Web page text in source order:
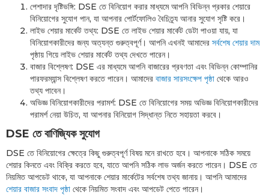
পেশাদার দৃষ্টিভঙ্গি: DSE তে বিনিয়োগ করার মাধ্যমে আপনি বিভিন্ন প্রকার শেয়ারে
বিনিয়োগের সুযোগ পান, যা আপনার পোর্টফোলিও বৈচিত্র্য আনার সুযোগ সৃষ্টি করে।
লাইভ শেয়ার মার্কেট তথ্য: DSE তে লাইভ শেয়ার মার্কেট ডেটা পাওয়া যায়, যা
বিনিয়োগকারীদের জন্য অত্যন্ত গুরুত্বপূর্ণ। আপনি এখনই আমাদের সর্বশেষ শেয়ার দাম
পৃষ্ঠায় গিয়ে লাইভ শেয়ার মার্কেট তথ্য দেখতে পারেন।
বাজার বিশ্লেষণ: DSE এর মাধ্যমে আপনি বাজারের প্রবণতা এবং বিভিন্ন কোম্পানির
পারফরম্যান্স বিশ্লেষণ করতে পারেন। আমাদের বাজার সারসংক্ষেপ পৃষ্ঠা থেকে আরও
তথ্য পাবেন।
অভিজ্ঞ বিনিয়োগকারীদের পরামর্শ: DSE তে বিনিয়োগের সময় অভিজ্ঞ বিনিয়োগকারীদের
পরামর্শ নেয়া উচিত, যা আপনার বিনিয়োগ সিদ্ধান্ত নিতে সহায়তা করবে।
DSE তে বাণিজ্যিক সুযোগ
DSE তে বিনিয়োগের ক্ষেত্রে কিছু গুরুত্বপূর্ণ বিষয় মনে রাখতে হবে। আপনাকে সঠিক সময়ে
শেয়ার কিনতে এবং বিক্রি করতে হবে, যাতে আপনি সঠিক লাভ অর্জন করতে পারেন। DSE তে
নিয়মিত আপডেট থাকে, যা আপনাকে শেয়ার মার্কেটের সর্বশেষ তথ্য জানায়। আপনি আমাদের
শেয়ার বাজার সংবাদ পৃষ্ঠা থেকে নিয়মিত সংবাদ এবং আপডেট পেতে পারেন।